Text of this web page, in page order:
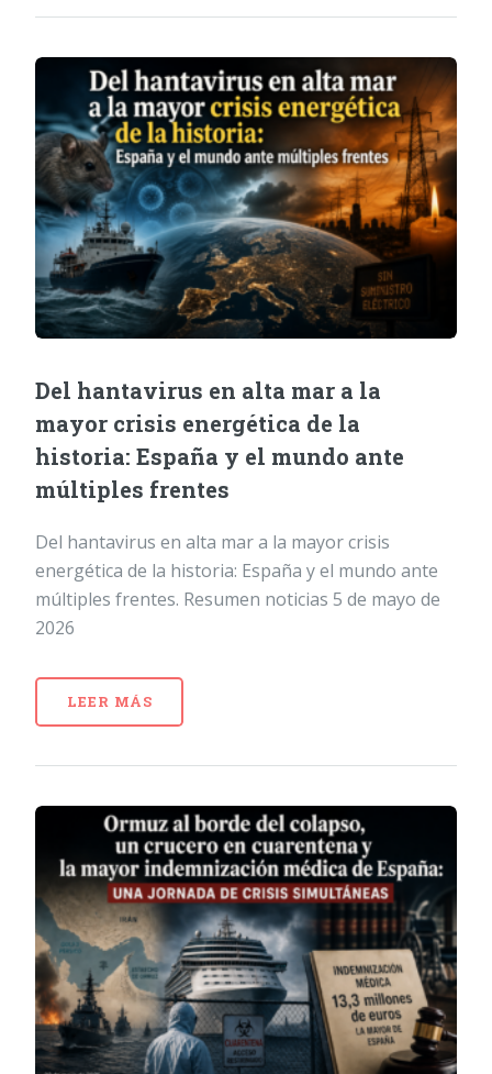
Del hantavirus en alta mar a la
mayor crisis energética de la
historia: España y el mundo ante
múltiples frentes
Del hantavirus en alta mar a la mayor crisis
energética de la historia: España y el mundo ante
múltiples frentes. Resumen noticias 5 de mayo de
2026
LEER MÁS